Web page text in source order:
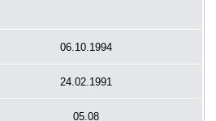
06.10.1994
24.02.1991
05.08